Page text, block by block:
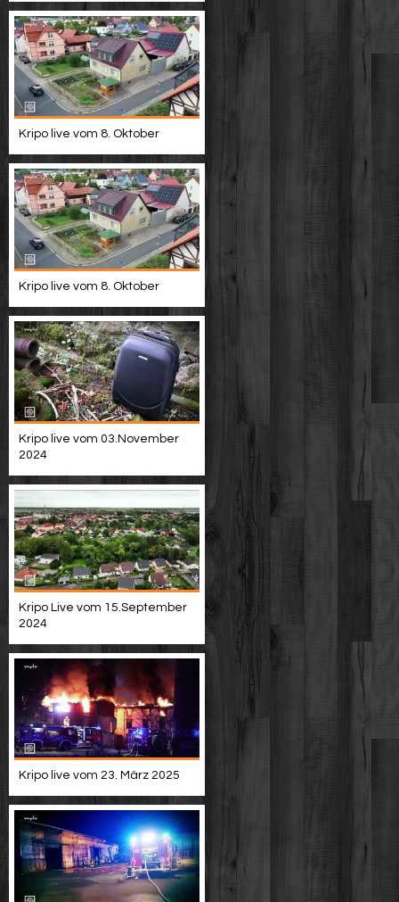
Kripo live vom 8. Oktober
Kripo live vom 8. Oktober
Kripo live vom 03.November
2024
Kripo Live vom 15.September
2024
Kripo live vom 23. März 2025